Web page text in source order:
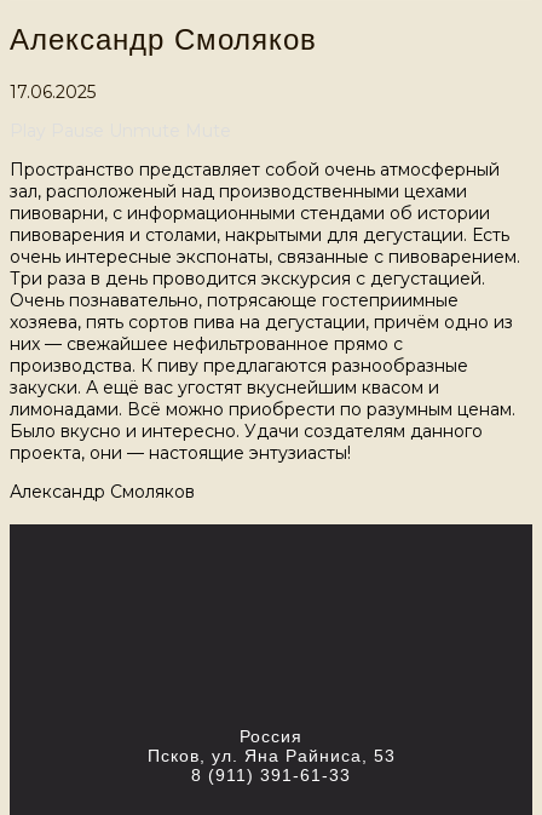
Александр Смоляков
17.06.2025
Пространство представляет собой очень атмосферный
зал, расположеный над производственными цехами
пивоварни, с информационными стендами об истории
пивоварения и столами, накрытыми для дегустации. Есть
очень интересные экспонаты, связанные с пивоварением.
Три раза в день проводится экскурсия с дегустацией.
Очень познавательно, потрясающе гостеприимные
хозяева, пять сортов пива на дегустации, причём одно из
них — свежайшее нефильтрованное прямо с
производства. К пиву предлагаются разнообразные
закуски. А ещё вас угостят вкуснейшим квасом и
лимонадами. Всё можно приобрести по разумным ценам.
Было вкусно и интересно. Удачи создателям данного
проекта, они — настоящие энтузиасты!
Александр Смоляков
Россия
Псков, ул. Яна Райниса, 53
8 (911) 391-61-33